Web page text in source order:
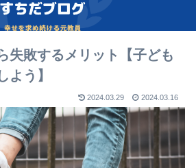
失敗するメリット【子ども
よう】
2024.03.29 2024.03.16